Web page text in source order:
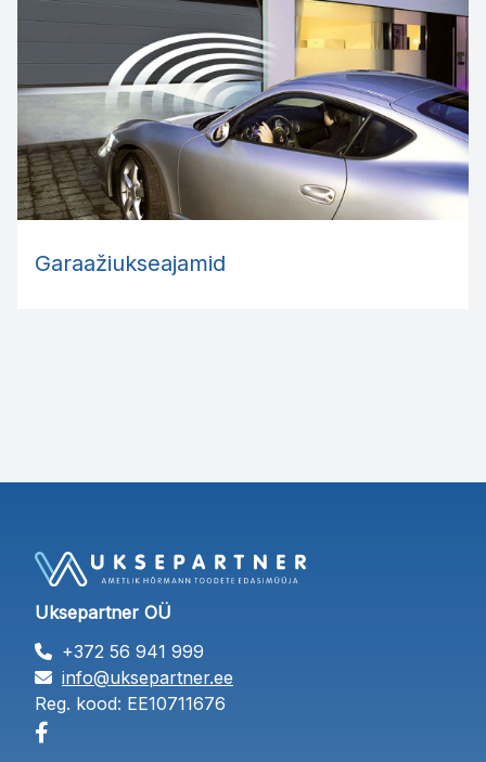
Garaažiukseajamid
Uksepartner OÜ
+372 56 941 999
info@uksepartner.ee
Reg. kood: EE10711676